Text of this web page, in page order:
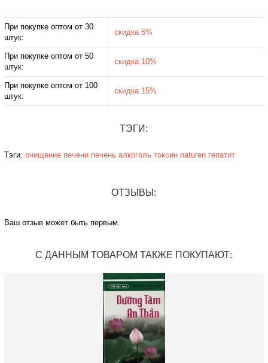
При покупке оптом от 30
штук:
скидка 5%
При покупке оптом от 50
штук:
скидка 10%
При покупке оптом от 100
штук:
скидка 15%
ТЭГИ:
Тэги: очищение печени печень алкоголь токсин naturen гепатит
ОТЗЫВЫ:
Ваш отзыв может быть первым.
С ДАННЫМ ТОВАРОМ ТАКЖЕ ПОКУПАЮТ: